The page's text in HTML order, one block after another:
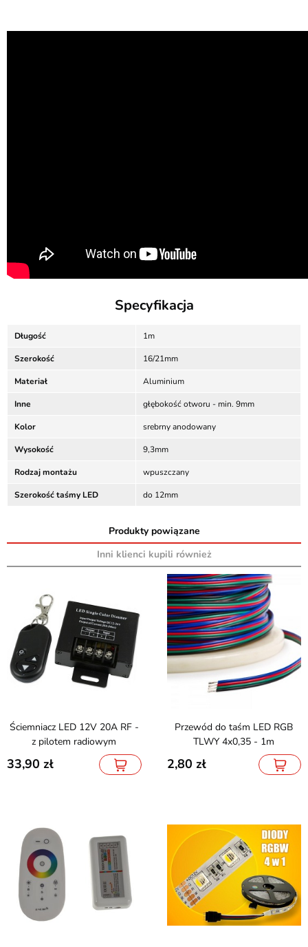
Specyfikacja
Długość 1m
Szerokość 16/21mm
Materiał Aluminium
Inne głębokość otworu - min. 9mm
Kolor srebrny anodowany
Wysokość 9,3mm
Rodzaj montażu wpuszczany
Szerokość taśmy LED do 12mm
Produkty powiązane
Inni klienci kupili również
Ściemniacz LED 12V 20A RF -
z pilotem radiowym
33,90
Przewód do taśm LED RGB
TLWY 4x0,35 - 1m
2,80